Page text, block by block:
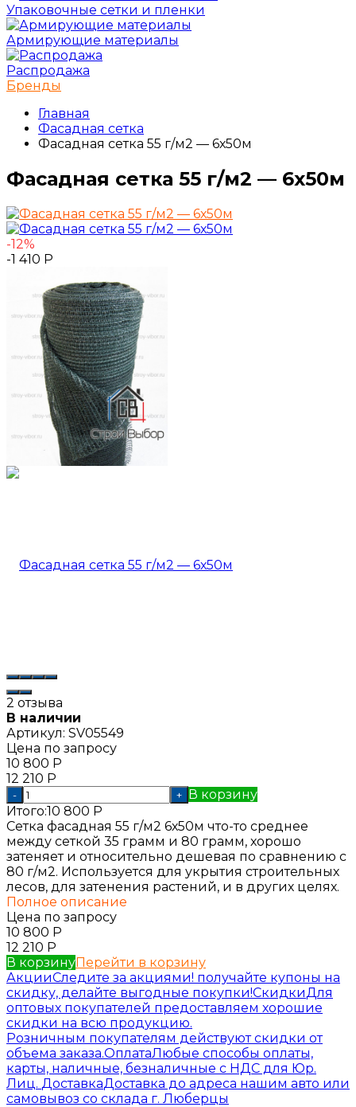
Упаковочные сетки и пленки
Армирующие материалы
Распродажа
Бренды
Главная
Фасадная сетка
Фасадная сетка 55 г/м2 — 6х50м
Фасадная сетка 55 г/м2 — 6х50м
-12%
-1 410 Р
2 отзыва
В наличии
Артикул: SV05549
Цена по запросу
10 800 Р
12 210 Р
- + В корзину
Итого:10 800 Р
Сетка фасадная 55 г/м2 6х50м что-то среднее
между сеткой 35 грамм и 80 грамм, хорошо
затеняет и относительно дешевая по сравнению с
80 г/м2. Используется для укрытия строительных
лесов, для затенения растений, и в других целях.
Полное описание
Цена по запросу
10 800 Р
12 210 Р
В корзинуПерейти в корзину
АкцииСледите за акциями! получайте купоны на
скидку, делайте выгодные покупки!СкидкиДля
оптовых покупателей предоставляем хорошие
скидки на всю продукцию.
Розничным покупателям действуют скидки от
объема заказа.ОплатаЛюбые способы оплаты,
карты, наличные, безналичные с НДС для Юр.
Лиц. ДоставкаДоставка до адреса нашим авто или
самовывоз со склада г. Люберцы